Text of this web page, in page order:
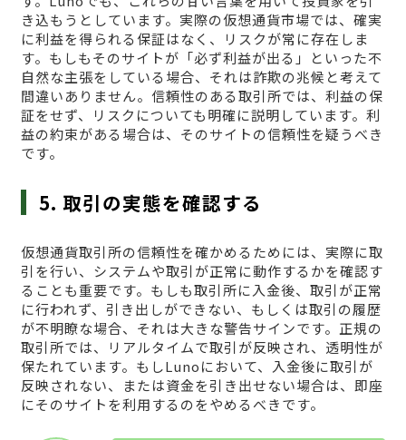
き込もうとしています。実際の仮想通貨市場では、確実
に利益を得られる保証はなく、リスクが常に存在しま
す。もしもそのサイトが「必ず利益が出る」といった不
自然な主張をしている場合、それは詐欺の兆候と考えて
間違いありません。信頼性のある取引所では、利益の保
証をせず、リスクについても明確に説明しています。利
益の約束がある場合は、そのサイトの信頼性を疑うべき
です。
5. 取引の実態を確認する
仮想通貨取引所の信頼性を確かめるためには、実際に取
引を行い、システムや取引が正常に動作するかを確認す
ることも重要です。もしも取引所に入金後、取引が正常
に行われず、引き出しができない、もしくは取引の履歴
が不明瞭な場合、それは大きな警告サインです。正規の
取引所では、リアルタイムで取引が反映され、透明性が
保たれています。もしLunoにおいて、入金後に取引が
反映されない、または資金を引き出せない場合は、即座
にそのサイトを利用するのをやめるべきです。